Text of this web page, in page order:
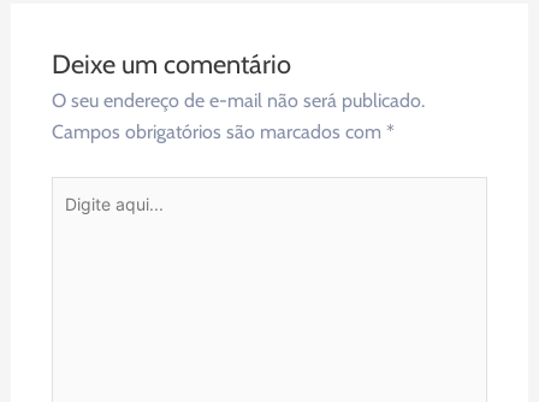
Deixe um comentário
O seu endereço de e-mail não será publicado.
Campos obrigatórios são marcados com *